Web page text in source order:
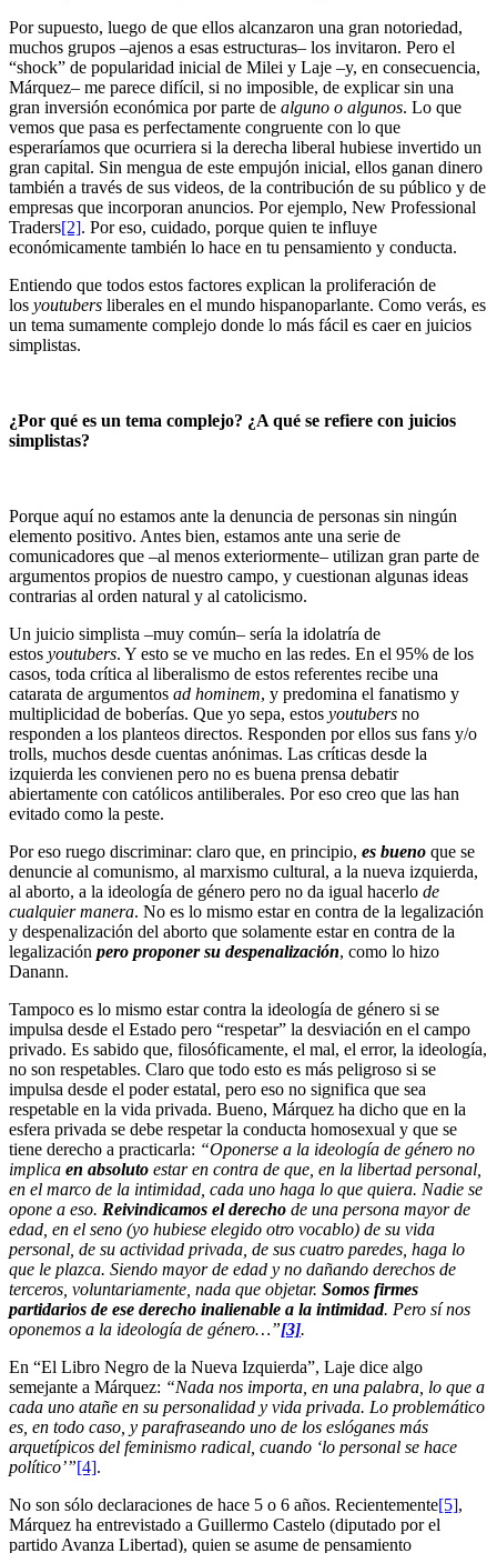
Por supuesto, luego de que ellos alcanzaron una gran notoriedad,
muchos grupos –ajenos a esas estructuras– los invitaron. Pero el
“shock” de popularidad inicial de Milei y Laje –y, en consecuencia,
Márquez– me parece difícil, si no imposible, de explicar sin una
gran inversión económica por parte de alguno o algunos. Lo que
vemos que pasa es perfectamente congruente con lo que
esperaríamos que ocurriera si la derecha liberal hubiese invertido un
gran capital. Sin mengua de este empujón inicial, ellos ganan dinero
también a través de sus videos, de la contribución de su público y de
empresas que incorporan anuncios. Por ejemplo, New Professional
Traders[2]. Por eso, cuidado, porque quien te influye
económicamente también lo hace en tu pensamiento y conducta.
Entiendo que todos estos factores explican la proliferación de
los youtubers liberales en el mundo hispanoparlante. Como verás, es
un tema sumamente complejo donde lo más fácil es caer en juicios
simplistas.
¿Por qué es un tema complejo? ¿A qué se refiere con juicios
simplistas?
Porque aquí no estamos ante la denuncia de personas sin ningún
elemento positivo. Antes bien, estamos ante una serie de
comunicadores que –al menos exteriormente– utilizan gran parte de
argumentos propios de nuestro campo, y cuestionan algunas ideas
contrarias al orden natural y al catolicismo.
Un juicio simplista –muy común– sería la idolatría de
estos youtubers. Y esto se ve mucho en las redes. En el 95% de los
casos, toda crítica al liberalismo de estos referentes recibe una
catarata de argumentos ad hominem, y predomina el fanatismo y
multiplicidad de boberías. Que yo sepa, estos youtubers no
responden a los planteos directos. Responden por ellos sus fans y/o
trolls, muchos desde cuentas anónimas. Las críticas desde la
izquierda les convienen pero no es buena prensa debatir
abiertamente con católicos antiliberales. Por eso creo que las han
evitado como la peste.
Por eso ruego discriminar: claro que, en principio, es bueno que se
denuncie al comunismo, al marxismo cultural, a la nueva izquierda,
al aborto, a la ideología de género pero no da igual hacerlo de
cualquier manera. No es lo mismo estar en contra de la legalización
y despenalización del aborto que solamente estar en contra de la
legalización pero proponer su despenalización, como lo hizo
Danann.
Tampoco es lo mismo estar contra la ideología de género si se
impulsa desde el Estado pero “respetar” la desviación en el campo
privado. Es sabido que, filosóficamente, el mal, el error, la ideología,
no son respetables. Claro que todo esto es más peligroso si se
impulsa desde el poder estatal, pero eso no significa que sea
respetable en la vida privada. Bueno, Márquez ha dicho que en la
esfera privada se debe respetar la conducta homosexual y que se
tiene derecho a practicarla: “Oponerse a la ideología de género no
implica en absoluto estar en contra de que, en la libertad personal,
en el marco de la intimidad, cada uno haga lo que quiera. Nadie se
opone a eso. Reivindicamos el derecho de una persona mayor de
edad, en el seno (yo hubiese elegido otro vocablo) de su vida
personal, de su actividad privada, de sus cuatro paredes, haga lo
que le plazca. Siendo mayor de edad y no dañando derechos de
terceros, voluntariamente, nada que objetar. Somos firmes
partidarios de ese derecho inalienable a la intimidad. Pero sí nos
oponemos a la ideología de género…”[3].
En “El Libro Negro de la Nueva Izquierda”, Laje dice algo
semejante a Márquez: “Nada nos importa, en una palabra, lo que a
cada uno atañe en su personalidad y vida privada. Lo problemático
es, en todo caso, y parafraseando uno de los eslóganes más
arquetípicos del feminismo radical, cuando ‘lo personal se hace
político’”[4].
No son sólo declaraciones de hace 5 o 6 años. Recientemente[5],
Márquez ha entrevistado a Guillermo Castelo (diputado por el
partido Avanza Libertad), quien se asume de pensamiento